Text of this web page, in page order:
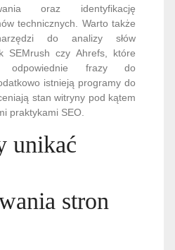
oraz identyfikację
technicznych. Warto także
do analizy słów
SEMrush czy Ahrefs, które
odpowiednie frazy do
istnieją programy do
stan witryny pod kątem
praktykami SEO.
unikać
stron